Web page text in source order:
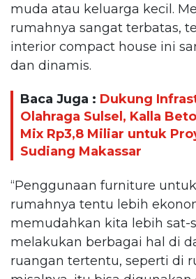
muda atau keluarga kecil.
rumahnya sangat terbatas,
interior compact house ini
dan dinamis.
Baca Juga : Dukung
Olahraga Sulsel, Kalla
Mix Rp3,8 Miliar untuk
Sudiang Makassar
“Penggunaan furniture
rumahnya tentu lebih
memudahkan kita lebih sat-
melakukan berbagai hal di
ruangan tertentu, seperti di